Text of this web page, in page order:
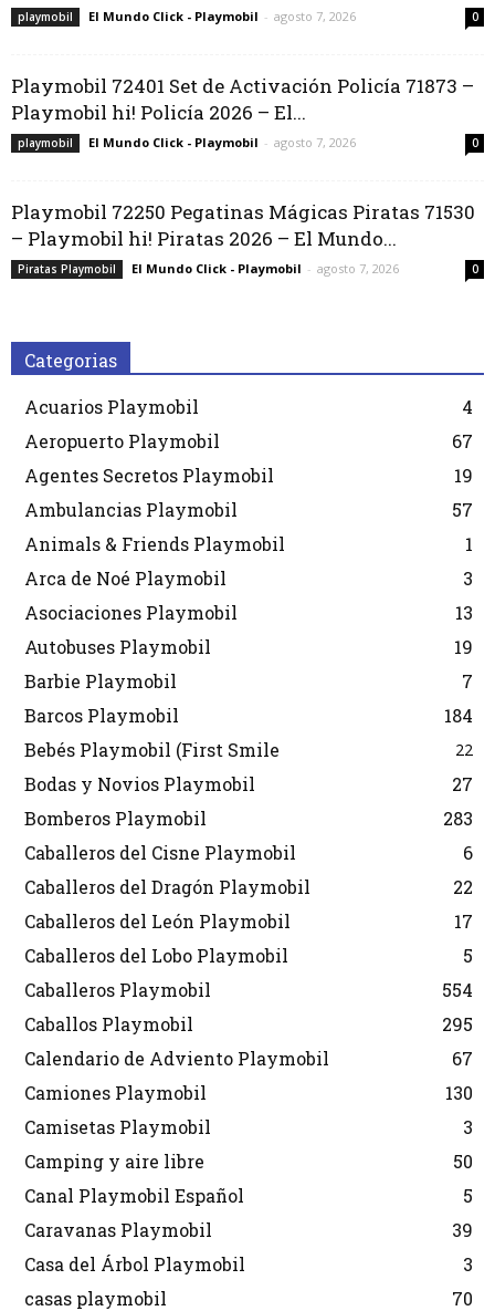
playmobil El Mundo Click - Playmobil - agosto 7, 2026 0
Playmobil 72401 Set de Activación Policía 71873 –
Playmobil hi! Policía 2026 – El...
playmobil El Mundo Click - Playmobil - agosto 7, 2026 0
Playmobil 72250 Pegatinas Mágicas Piratas 71530
– Playmobil hi! Piratas 2026 – El Mundo...
Piratas Playmobil El Mundo Click - Playmobil - agosto 7, 2026 0
Categorias
Acuarios Playmobil
4
Aeropuerto Playmobil
67
Agentes Secretos Playmobil
19
Ambulancias Playmobil
57
Animals & Friends Playmobil
1
Arca de Noé Playmobil
3
Asociaciones Playmobil
13
Autobuses Playmobil
19
Barbie Playmobil
7
Barcos Playmobil
184
Bebés Playmobil (First Smile
22
Bodas y Novios Playmobil
27
Bomberos Playmobil
283
Caballeros del Cisne Playmobil
6
Caballeros del Dragón Playmobil
22
Caballeros del León Playmobil
17
Caballeros del Lobo Playmobil
5
Caballeros Playmobil
554
Caballos Playmobil
295
Calendario de Adviento Playmobil
67
Camiones Playmobil
130
Camisetas Playmobil
3
Camping y aire libre
50
Canal Playmobil Español
5
Caravanas Playmobil
39
Casa del Árbol Playmobil
3
casas playmobil
70